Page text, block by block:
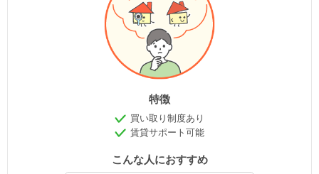
特徴
買い取り制度あり
賃貸サポート可能
こんな人におすすめ